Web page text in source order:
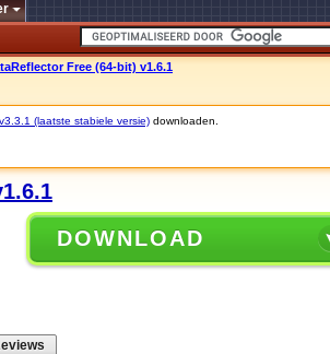
Free (64-bit) v1.6.1
v3.3.1 (laatste stabiele versie) downloaden.
DOWNLOAD